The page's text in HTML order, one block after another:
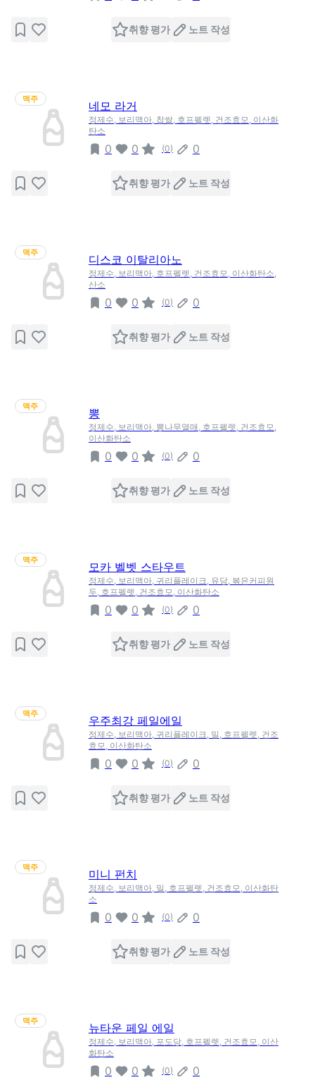
취향 평가 노트 작성
맥주
네모 라거
정제수, 보리맥아, 찹쌀, 호프펠렛, 건조효모, 이산화
탄소
0 0 (0) 0
취향 평가 노트 작성
맥주
디스코 이탈리아노
정제수, 보리맥아, 호프펠렛, 건조효모, 이산화탄소,
산소
0 0 (0) 0
취향 평가 노트 작성
맥주
뽕
정제수, 보리맥아, 뽕나무열매, 호프펠렛, 건조효모,
이산화탄소
0 0 (0) 0
취향 평가 노트 작성
맥주
모카 벨벳 스타우트
정제수, 보리맥아, 귀리플레이크, 유당, 볶은커피원
두, 호프펠렛, 건조효모, 이산화탄소
0 0 (0) 0
취향 평가 노트 작성
맥주
우주최강 페일에일
정제수, 보리맥아, 귀리플레이크, 밀, 호프펠렛, 건조
효모, 이산화탄소
0 0 (0) 0
취향 평가 노트 작성
맥주
미니 펀치
정제수, 보리맥아, 밀, 호프펠렛, 건조효모, 이산화탄
소
0 0 (0) 0
취향 평가 노트 작성
맥주
뉴타운 페일 에일
정제수, 보리맥아, 포도당, 호프펠렛, 건조효모, 이산
화탄소
0 0 (0) 0